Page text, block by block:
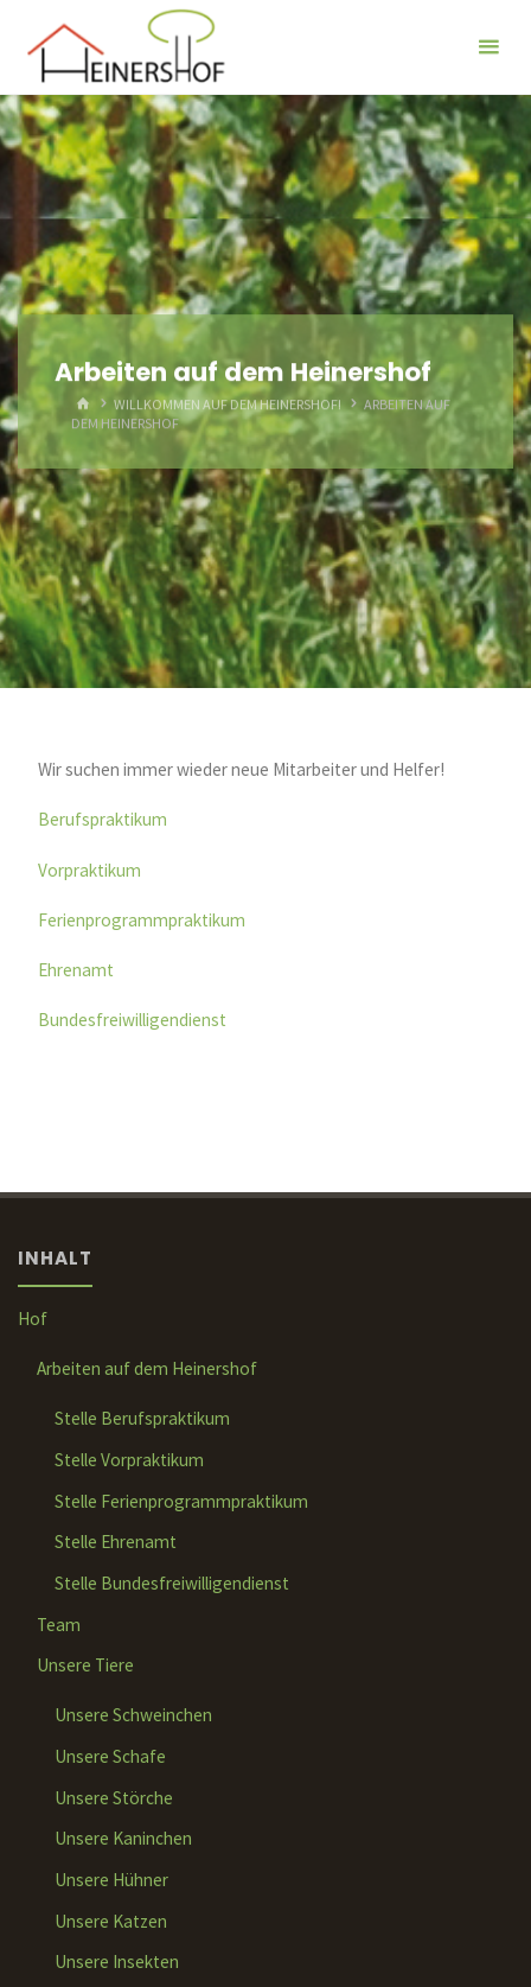
Arbeiten auf dem Heinershof
HOMEWILLKOMMEN AUF DEM HEINERSHOF!
ARBEITEN AUF
DEM HEINERSHOF
Wir suchen immer wieder neue Mitarbeiter und Helfer!
Berufspraktikum
Vorpraktikum
Ferienprogrammpraktikum
Ehrenamt
Bundesfreiwilligendienst
INHALT
Hof
Arbeiten auf dem Heinershof
Stelle Berufspraktikum
Stelle Vorpraktikum
Stelle Ferienprogrammpraktikum
Stelle Ehrenamt
Stelle Bundesfreiwilligendienst
Team
Unsere Tiere
Unsere Schweinchen
Unsere Schafe
Unsere Störche
Unsere Kaninchen
Unsere Hühner
Unsere Katzen
Unsere Insekten